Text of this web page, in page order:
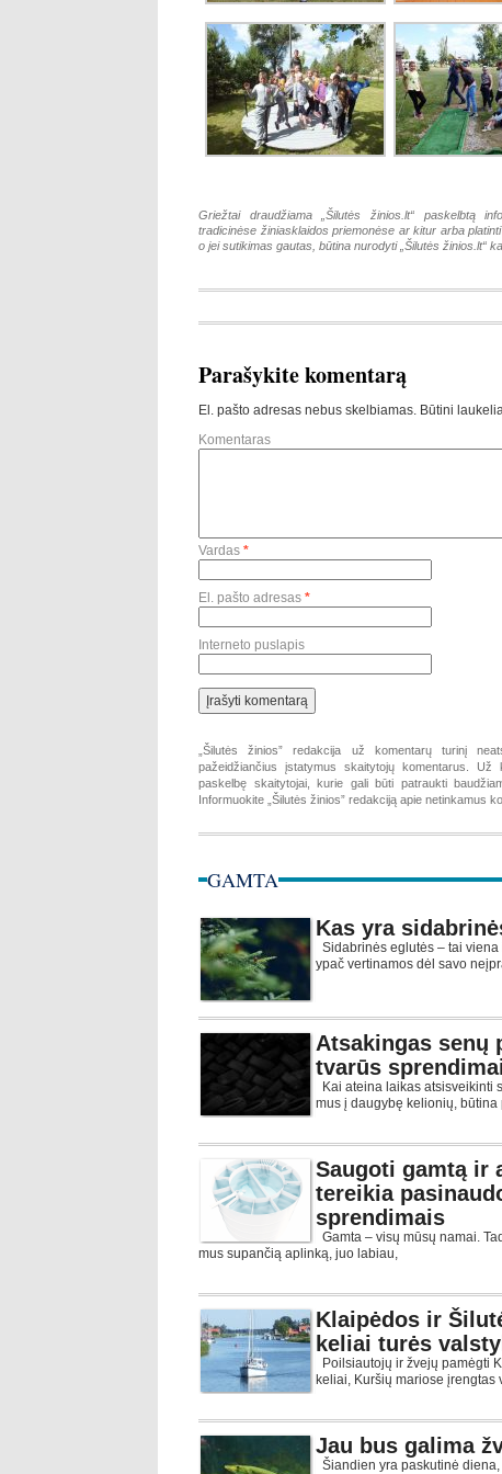
Griežtai draudžiama „Šilutės žinios.lt“ paskelbtą
tradicinėse žiniasklaidos priemonėse ar kitur arba
o jei sutikimas gautas, būtina nurodyti „Šilutės žinios.lt“
Parašykite komentarą
El. pašto adresas nebus skelbiamas. Būtini
Komentaras
Vardas *
El. pašto adresas *
Interneto puslapis
„Šilutės žinios” redakcija už komentarų turinį
pažeidžiančius įstatymus skaitytojų komentarus.
paskelbę skaitytojai, kurie gali būti patraukti
Informuokite „Šilutės žinios” redakciją apie netinkamus
GAMTA
Kas yra
Sidabrinės eglutės – tai
ypač vertinamos dėl savo
Atsakingas senų
tvarūs
Kai ateina laikas atsisveikinti
mus į daugybę kelionių, būtina
Saugoti gamtą ir
tereikia
sprendimais
Gamta – visų mūsų namai.
mus supančią aplinką, juo labiau,
Klaipėdos ir
keliai turės
Poilsiautojų ir žvejų pamėgti
keliai, Kuršių mariose įrengtas
Jau bus galima
Šiandien yra paskutinė